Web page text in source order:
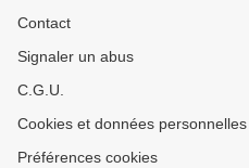
Contact
Signaler un abus
C.G.U.
Cookies et données personnelles
Préférences cookies